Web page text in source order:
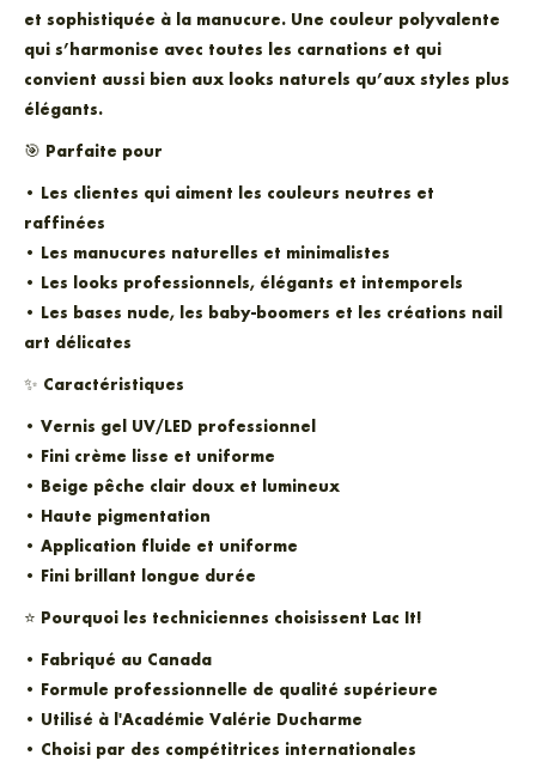
et sophistiquée à la manucure. Une couleur polyvalente
qui s’harmonise avec toutes les carnations et qui
convient aussi bien aux looks naturels qu’aux styles plus
élégants.
🎯 Parfaite pour
• Les clientes qui aiment les couleurs neutres et
raffinées
• Les manucures naturelles et minimalistes
• Les looks professionnels, élégants et intemporels
• Les bases nude, les baby-boomers et les créations nail
art délicates
✨ Caractéristiques
• Vernis gel UV/LED professionnel
• Fini crème lisse et uniforme
• Beige pêche clair doux et lumineux
• Haute pigmentation
• Application fluide et uniforme
• Fini brillant longue durée
⭐ Pourquoi les techniciennes choisissent Lac It!
• Fabriqué au Canada
• Formule professionnelle de qualité supérieure
• Utilisé à l'Académie Valérie Ducharme
• Choisi par des compétitrices internationales